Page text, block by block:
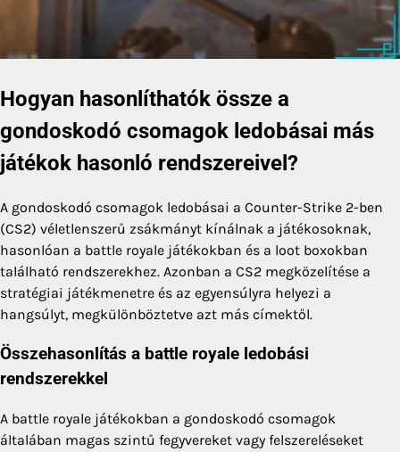
Hogyan hasonlíthatók össze a
gondoskodó csomagok ledobásai más
játékok hasonló rendszereivel?
A gondoskodó csomagok ledobásai a Counter-Strike 2-ben
(CS2) véletlenszerű zsákmányt kínálnak a játékosoknak,
hasonlóan a battle royale játékokban és a loot boxokban
található rendszerekhez. Azonban a CS2 megközelítése a
stratégiai játékmenetre és az egyensúlyra helyezi a
hangsúlyt, megkülönböztetve azt más címektől.
Összehasonlítás a battle royale ledobási
rendszerekkel
A battle royale játékokban a gondoskodó csomagok
általában magas szintű fegyvereket vagy felszereléseket